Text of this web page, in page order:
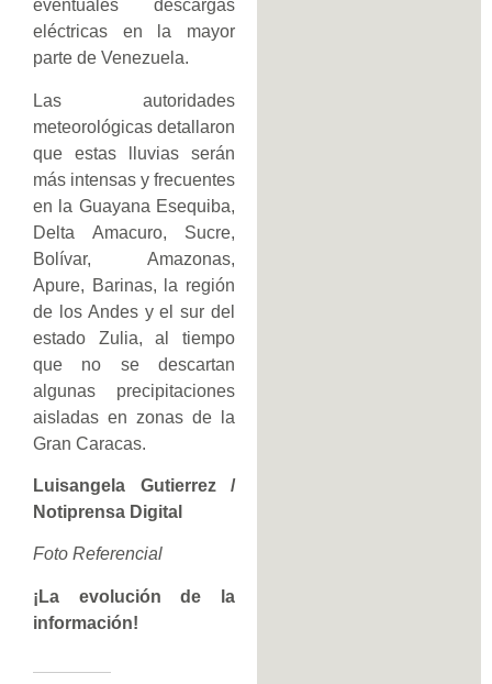
eventuales descargas
eléctricas en la mayor
parte de Venezuela.
Las autoridades
meteorológicas detallaron
que estas lluvias serán
más intensas y frecuentes
en la Guayana Esequiba,
Delta Amacuro, Sucre,
Bolívar, Amazonas,
Apure, Barinas, la región
de los Andes y el sur del
estado Zulia, al tiempo
que no se descartan
algunas precipitaciones
aisladas en zonas de la
Gran Caracas.
Luisangela Gutierrez /
Notiprensa Digital
Foto Referencial
¡La evolución de la
información!